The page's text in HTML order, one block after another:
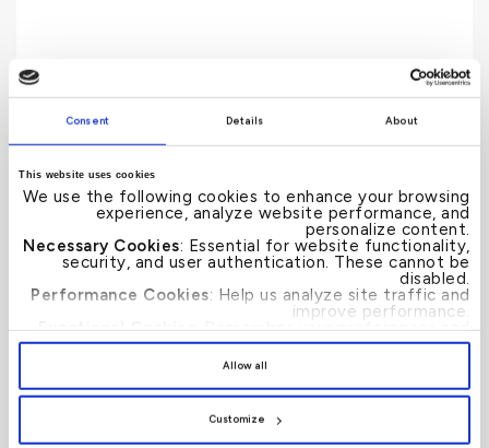
Consent Details About
This website uses cookies
We use the following cookies to enhance your browsing
experience, analyze website performance, and
personalize content.
Necessary Cookies: Essential for website functionality,
security, and user authentication. These cannot be
disabled.
Performance Cookies: Help us analyze site traffic and
improve performance.
Functional Cookies: Remember your preferences and
enhance user experience.
, you provide explicit consent to
preferences by clicking[Customize].
Allow all
Customize
معدل الربح